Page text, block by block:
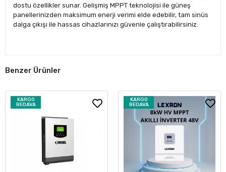
dostu özellikler sunar. Gelişmiş MPPT teknolojisi ile güneş
panellerinizden maksimum enerji verimi elde edebilir, tam sinüs
dalga çıkışı ile hassas cihazlarınızı güvenle çalıştırabilirsiniz.
Benzer Ürünler
KARGO
BEDAVA
KARGO
BEDAVA